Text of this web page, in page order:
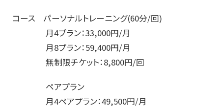
コース パーソナルトレーニング(60分/回)
月4プラン：33,000円/月
月8プラン：59,400円/月
無制限チケット：8,800円/回
ペアプラン
月4ペアプラン：49,500円/月